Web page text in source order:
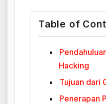
Table of
Hacking
Tujuan dari
Penerapan